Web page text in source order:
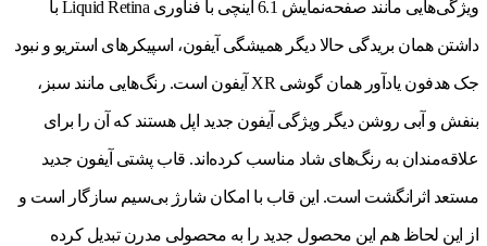
ویژگی‌هایی مانند صفحه‌نمایش 6.1 اینچی با فناوری Liquid Retina با
داشتن همان بریدگی حالا دیگر همیشگی آیفون، اسپیکرهای استریو و نبود
جک هدفون یادآور همان گوشی XR آیفون است. رنگ‌هایی مانند سبز،
بنفش و آبی روشن دیگر ویژگی آیفون جدید اپل هستند که آن را برای
علاقه‌مندان به رنگ‌های شاد مناسب کرده‌اند. قاب پشتی آیفون جدید
مستعد اثرانگشت است. این قاب با امکان شارژ بی‌سیم سازگار است و
از این لحاظ هم این محصول جدید را به محصولی مدرن تبدیل کرده